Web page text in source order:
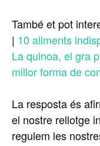
També et pot
| 10 aliments
La quinoa, el gra
millor forma de
La resposta és
el nostre rellotge
regulem les